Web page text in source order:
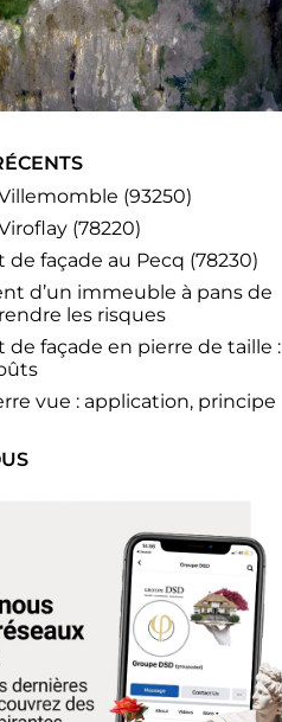
(93250)
(78220)
de façade au Pecq (78230)
d’un immeuble à pans de
les risques
de façade en pierre de taille :
vue : application, principe